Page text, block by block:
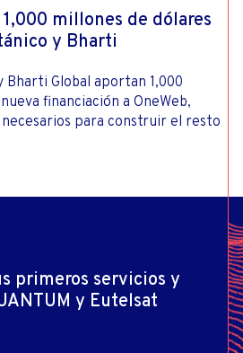
1,000 millones de dólares
y Bharti
Global aportan 1,000
financiación a OneWeb,
necesarios para construir el resto
primeros servicios y
y Eutelsat